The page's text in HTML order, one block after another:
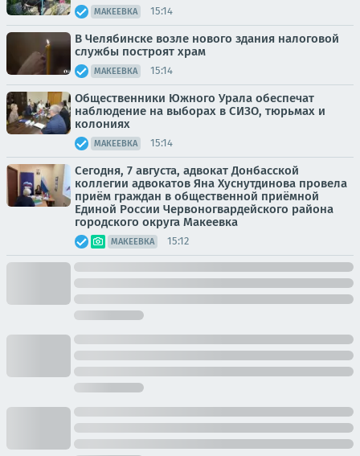
МАКЕЕВКА 15:14
В Челябинске возле нового здания налоговой
службы построят храм
МАКЕЕВКА 15:14
Общественники Южного Урала обеспечат
наблюдение на выборах в СИЗО, тюрьмах и
колониях
МАКЕЕВКА 15:14
Сегодня, 7 августа, адвокат Донбасской
коллегии адвокатов Яна Хуснутдинова провела
приём граждан в общественной приёмной
Единой России Червоногвардейского района
городского округа Макеевка
МАКЕЕВКА 15:12